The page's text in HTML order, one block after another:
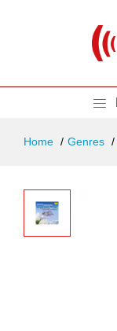
Home Genres